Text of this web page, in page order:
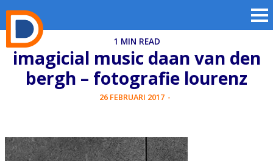
1 MIN READ
imagicial music daan van den
bergh – fotografie lourenz
26 FEBRUARI 2017 -